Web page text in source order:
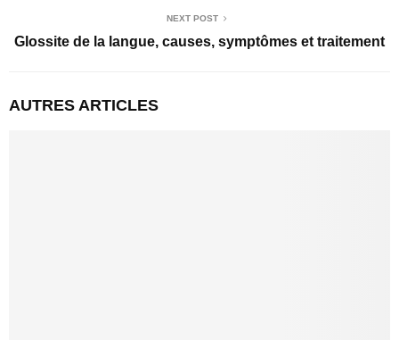
NEXT POST
Glossite de la langue, causes, symptômes et traitement
AUTRES ARTICLES